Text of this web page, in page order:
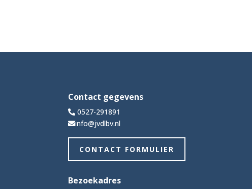
Contact gegevens
0527-291891
info@jvdlbv.nl
CONTACT FORMULIER
Bezoekadres